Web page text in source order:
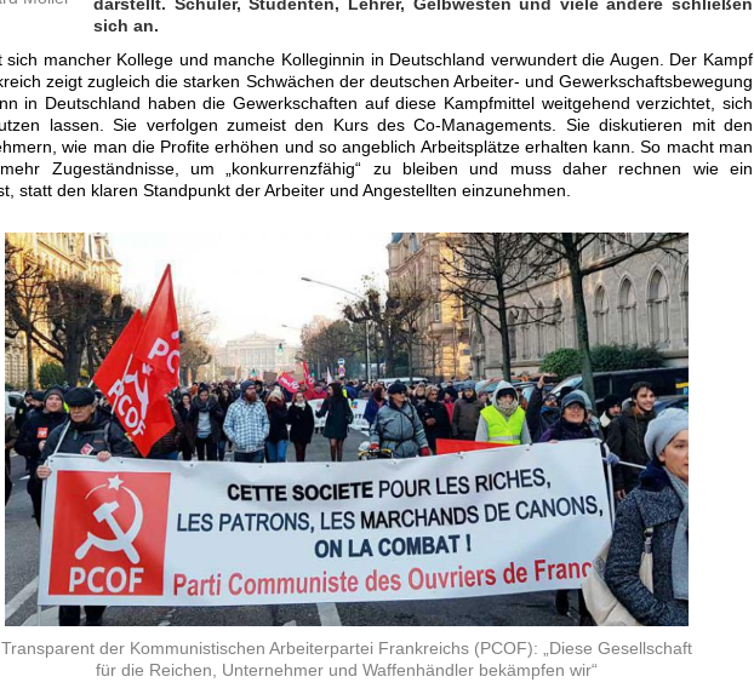
sich an.
sich mancher Kollege und manche Kolleginnin in Deutschland verwundert die Augen. Der Kampf
zeigt zugleich die starken Schwächen der deutschen Arbeiter- und Gewerkschaftsbewegung
in Deutschland haben die Gewerkschaften auf diese Kampfmittel weitgehend verzichtet, sich
lassen. Sie verfolgen zumeist den Kurs des Co-Managements. Sie diskutieren mit den
wie man die Profite erhöhen und so angeblich Arbeitsplätze erhalten kann. So macht man
Zugeständnisse, um „konkurrenzfähig“ zu bleiben und muss daher rechnen wie ein
statt den klaren Standpunkt der Arbeiter und Angestellten einzunehmen.
Transparent der Kommunistischen Arbeiterpartei Frankreichs (PCOF): „Diese Gesellschaft
für die Reichen, Unternehmer und Waffenhändler bekämpfen wir“